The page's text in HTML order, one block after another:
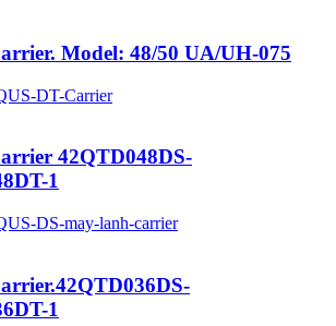
Model: 48/50 UA/UH-075
42QTD048DS-
1
1